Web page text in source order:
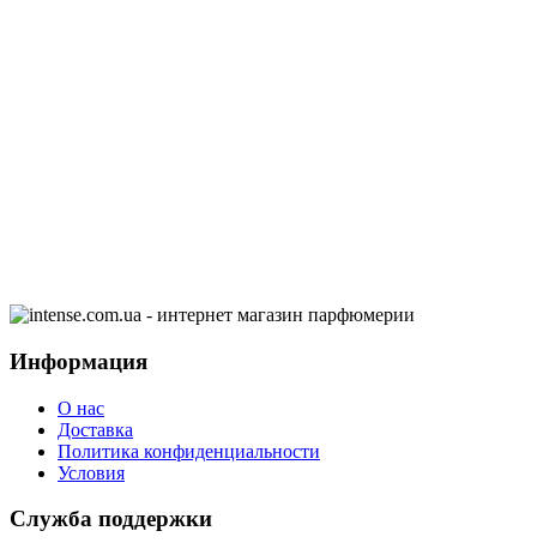
Информация
О нас
Доставка
Политика конфиденциальности
Условия
Служба поддержки